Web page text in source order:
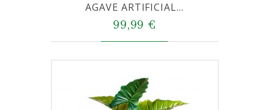
AGAVE ARTIFICIAL...
99,99 €